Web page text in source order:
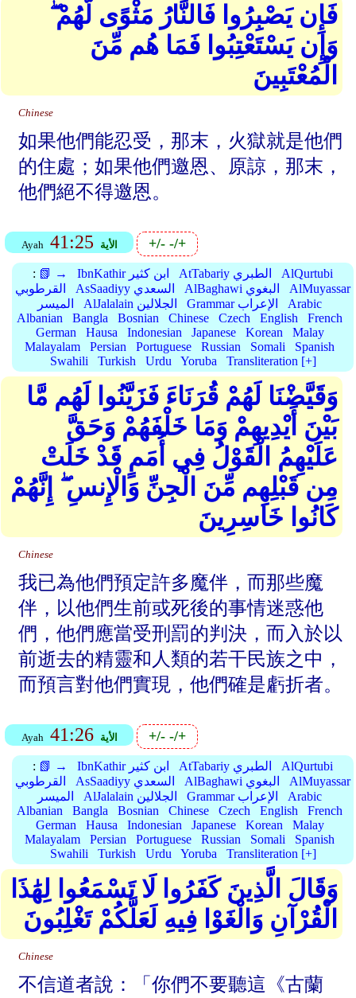
فَإِن يَصْبِرُوا فَالنَّارُ مَثْوًى لَّهُمْ ۖ
وَإِن يَسْتَعْتِبُوا فَمَا هُم مِّنَ
الْمُعْتَبِينَ
Chinese
如果他們能忍受，那末，火獄就是他們
的住處；如果他們邀恩、原諒，那末，
他們絕不得邀恩。
Ayah 41:25 الأية +/--/+
: 📗 → IbnKathir ابن كثير AtTabariy الطبري
AlQurtubi
القرطوبي
AsSaadiyy السعدي AlBaghawi البغوي
AlMuyassar
الميسر
AlJalalain الجلالين Grammar الإعراب
Arabic
Albanian
Bangla Bosnian Chinese Czech English
French
German
Hausa Indonesian Japanese Korean
Malay
Malayalam
Persian Portuguese Russian Somali
Spanish
Swahili
Turkish Urdu Yoruba Transliteration [+]
وَقَيَّضْنَا لَهُمْ قُرَنَاءَ فَزَيَّنُوا لَهُم مَّا
بَيْنَ أَيْدِيهِمْ وَمَا خَلْفَهُمْ وَحَقَّ
عَلَيْهِمُ الْقَوْلُ فِي أُمَمٍ قَدْ خَلَتْ
مِن قَبْلِهِم مِّنَ الْجِنِّ وَالْإِنسِ ۖ إِنَّهُمْ
كَانُوا خَاسِرِينَ
Chinese
我已為他們預定許多魔伴，而那些魔
伴，以他們生前或死後的事情迷惑他
們，他們應當受刑罰的判決，而入於以
前逝去的精靈和人類的若干民族之中，
而預言對他們實現，他們確是虧折者。
Ayah 41:26 الأية +/--/+
: 📗 → IbnKathir ابن كثير AtTabariy الطبري
AlQurtubi
القرطوبي
AsSaadiyy السعدي AlBaghawi البغوي
AlMuyassar
الميسر
AlJalalain الجلالين Grammar الإعراب
Arabic
Albanian
Bangla Bosnian Chinese Czech English
French
German
Hausa Indonesian Japanese Korean
Malay
Malayalam
Persian Portuguese Russian Somali
Spanish
Swahili
Turkish Urdu Yoruba Transliteration [+]
وَقَالَ الَّذِينَ كَفَرُوا لَا تَسْمَعُوا لِهَٰذَا
الْقُرْآنِ وَالْغَوْا فِيهِ لَعَلَّكُمْ تَغْلِبُونَ
Chinese
不信道者說：「你們不要聽這《古蘭